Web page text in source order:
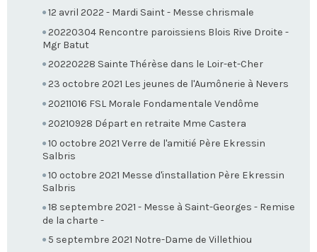
12 avril 2022 - Mardi Saint - Messe chrismale
20220304 Rencontre paroissiens Blois Rive Droite -
Mgr Batut
20220228 Sainte Thérèse dans le Loir-et-Cher
23 octobre 2021 Les jeunes de l'Aumônerie à Nevers
20211016 FSL Morale Fondamentale Vendôme
20210928 Départ en retraite Mme Castera
10 octobre 2021 Verre de l'amitié Père Ekressin
Salbris
10 octobre 2021 Messe d'installation Père Ekressin
Salbris
18 septembre 2021 - Messe à Saint-Georges - Remise
de la charte -
5 septembre 2021 Notre-Dame de Villethiou